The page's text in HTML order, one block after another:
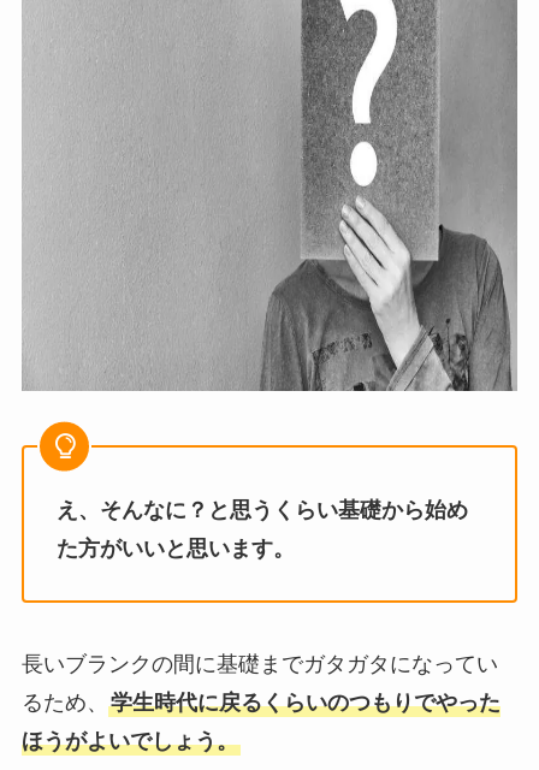
え、そんなに？と思うくらい基礎から始め
た方がいいと思います。
長いブランクの間に基礎までガタガタになってい
るため、 学生時代に戻るくらいのつもりでやった
ほうがよいでしょう。